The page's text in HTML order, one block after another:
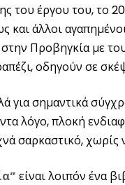
του έργου του, το
και άλλοι
στην Προβηγκία με
οδηγούν σε
για σημαντικά
λόγο, πλοκή
σαρκαστικό, χωρίς
είναι λοιπόν ένα